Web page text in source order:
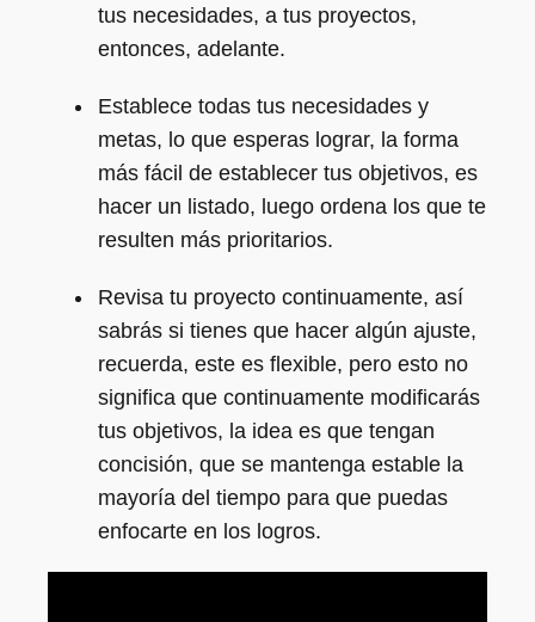
tus necesidades, a tus proyectos,
entonces, adelante.
Establece todas tus necesidades y
metas, lo que esperas lograr, la forma
más fácil de establecer tus objetivos, es
hacer un listado, luego ordena los que te
resulten más prioritarios.
Revisa tu proyecto continuamente, así
sabrás si tienes que hacer algún ajuste,
recuerda, este es flexible, pero esto no
significa que continuamente modificarás
tus objetivos, la idea es que tengan
concisión, que se mantenga estable la
mayoría del tiempo para que puedas
enfocarte en los logros.